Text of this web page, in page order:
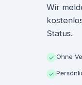
Wir
Status.
✓ Ohne
✓